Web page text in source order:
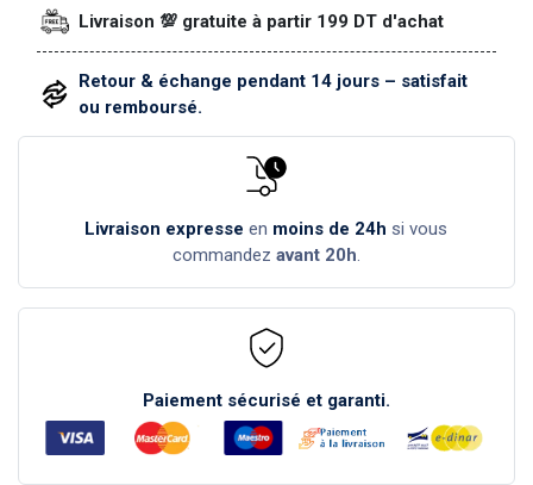
Livraison 💯 gratuite à partir 199 DT d'achat
Retour & échange pendant 14 jours – satisfait
ou remboursé.
Livraison expresse en moins de 24h si vous
commandez avant 20h.
Paiement sécurisé et garanti.